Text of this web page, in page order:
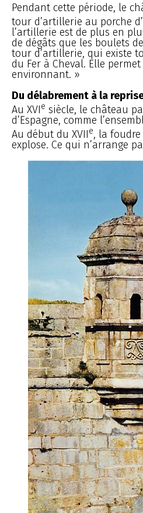
Pendant cette période, le
tour d’artillerie au porche
l’artillerie est de plus en
de dégâts que les boulets
tour d’artillerie, qui existe
du Fer à Cheval. Elle
environnant. »
Du délabrement à la
Au XVIe siècle, le château
d’Espagne, comme
Au début du XVIIe, la
explose. Ce qui n’arrange